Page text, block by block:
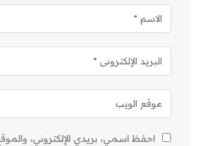
احفظ اسمي، بريدي الإلكتروني،